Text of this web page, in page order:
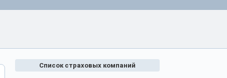
Список страховых компаний